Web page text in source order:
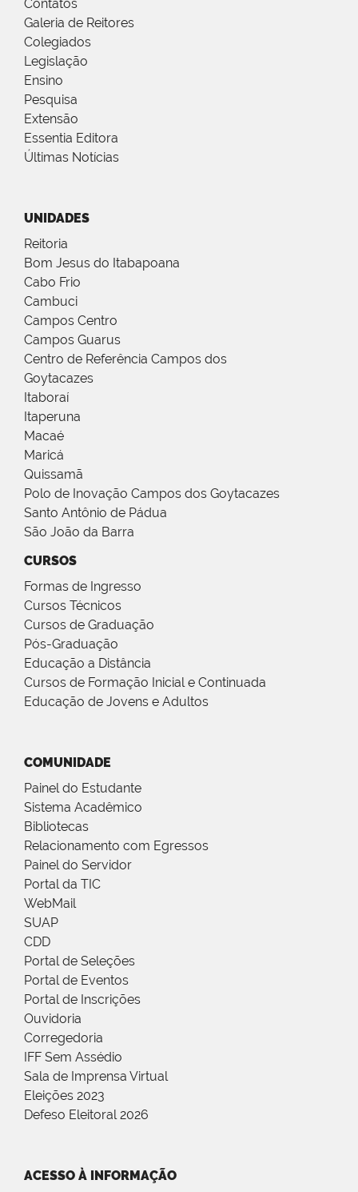
Contatos
Galeria de Reitores
Colegiados
Legislação
Ensino
Pesquisa
Extensão
Essentia Editora
Últimas Notícias
UNIDADES
Reitoria
Bom Jesus do Itabapoana
Cabo Frio
Cambuci
Campos Centro
Campos Guarus
Centro de Referência Campos dos
Goytacazes
Itaboraí
Itaperuna
Macaé
Maricá
Quissamã
Polo de Inovação Campos dos Goytacazes
Santo Antônio de Pádua
São João da Barra
CURSOS
Formas de Ingresso
Cursos Técnicos
Cursos de Graduação
Pós-Graduação
Educação a Distância
Cursos de Formação Inicial e Continuada
Educação de Jovens e Adultos
COMUNIDADE
Painel do Estudante
Sistema Acadêmico
Bibliotecas
Relacionamento com Egressos
Painel do Servidor
Portal da TIC
WebMail
SUAP
CDD
Portal de Seleções
Portal de Eventos
Portal de Inscrições
Ouvidoria
Corregedoria
IFF Sem Assédio
Sala de Imprensa Virtual
Eleições 2023
Defeso Eleitoral 2026
ACESSO À INFORMAÇÃO